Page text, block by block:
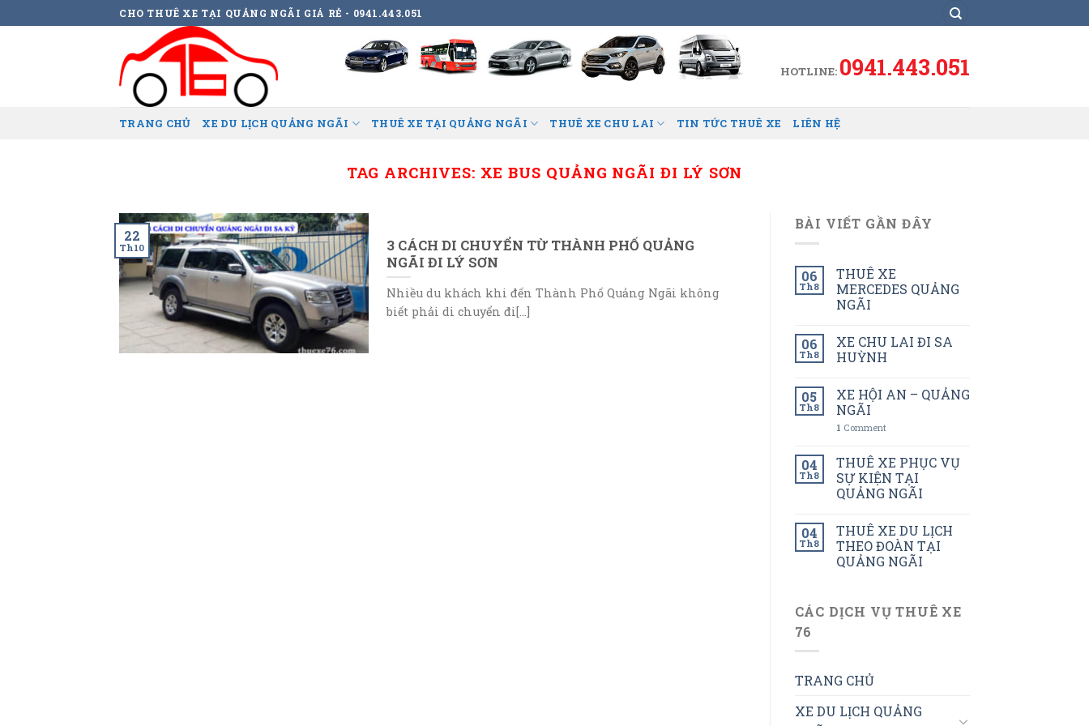
to
CHO THUÊ XE TẠI QUẢNG NGÃI GIÁ RẺ - 0941.443.051
HOTLINE: 0941.443.051
TRANG CHỦ XE DU LỊCH QUẢNG NGÃI THUÊ XE TẠI QUẢNG NGÃI THUÊ XE CHU LAI TIN TỨC THUÊ XE LIÊN HỆ
TAG ARCHIVES: XE BUS QUẢNG NGÃI ĐI LÝ SƠN
3 CÁCH DI CHUYỂN TỪ THÀNH PHỐ QUẢNG
NGÃI ĐI LÝ SƠN
Nhiều du khách khi đến Thành Phố Quảng Ngãi không
biết phải di chuyển đi[...]
22
Th10
BÀI VIẾT GẦN ĐÂY
06
Th8
THUÊ XE
MERCEDES QUẢNG
NGÃI
06
Th8
XE CHU LAI ĐI SA
HUỲNH
05
Th8
XE HỘI AN – QUẢNG
NGÃI
1 Comment
04
Th8
THUÊ XE PHỤC VỤ
SỰ KIỆN TẠI
QUẢNG NGÃI
04
Th8
THUÊ XE DU LỊCH
THEO ĐOÀN TẠI
QUẢNG NGÃI
CÁC DỊCH VỤ THUÊ XE
76
TRANG CHỦ
XE DU LỊCH QUẢNG